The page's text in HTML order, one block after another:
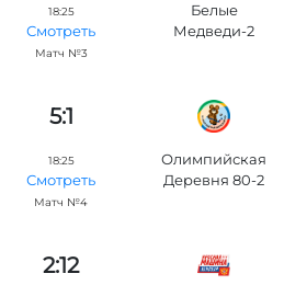
18:25
Смотреть
Матч №3
Белые
Медведи-2
5:1
18:25
Смотреть
Матч №4
Олимпийская
Деревня 80-2
2:12